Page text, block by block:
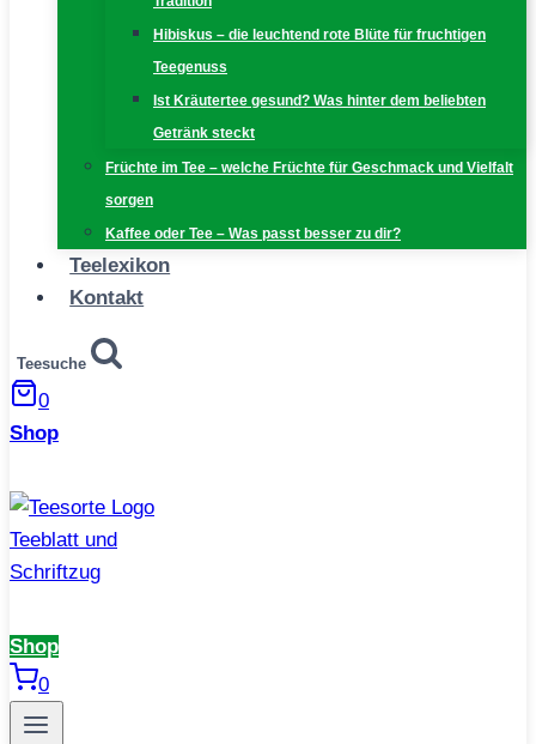
Hibiskus – die leuchtend rote Blüte für fruchtigen
Teegenuss
Ist Kräutertee gesund? Was hinter dem beliebten
Getränk steckt
Früchte im Tee – welche Früchte für Geschmack und Vielfalt
sorgen
Kaffee oder Tee – Was passt besser zu dir?
Teelexikon
Kontakt
Teesuche
0
Shop
Shop
0